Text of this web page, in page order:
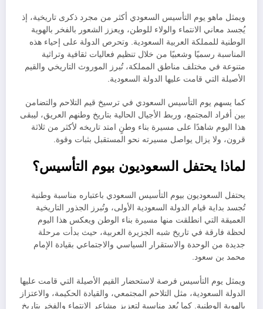
ويمثل ماهو يوم التأسيس السعودي أكثر من مجرد ذكرى تاريخية، إذ
يُجسد معاني الانتماء والولاء للوطن، ويعزز الشعور بالفخر بالهوية
الوطنية للمملكة العربية السعودية. وتحرص الدولة على إحياء هذه
المناسبة رسميًا وشعبيًا من خلال تنظيم فعاليات ثقافية وتراثية
متنوعة في مختلف مناطق المملكة، تُبرز الموروث التاريخي والقيم
الأصيلة التي قامت عليها الدولة السعودية.
كما يسهم يوم التأسيس السعودي في ترسيخ قيم التلاحم والتضامن
بين أفراد المجتمع، وربط الأجيال الحالية بتاريخ وطنهم العريق، ليبقى
هذا اليوم شاهدًا على مسيرة بناء وطنٍ امتد تاريخه لأكثر من ثلاثة
قرون، ولا يزال يواصل مسيرته نحو المستقبل بثبات وقوة.
لماذا يحتفل السعوديون بيوم التأسيس؟
يحتفل السعوديون بيوم التأسيس السعودي باعتباره مناسبة وطنية
تُجسد بداية قيام الدولة السعودية الأولى، وتُبرز الجذور التاريخية
العميقة التي انطلقت منها مسيرة بناء الوطن ويعكس هذا اليوم
لحظة فارقة في تاريخ شبه الجزيرة العربية، حيث بدأت مرحلة
جديدة من الوحدة والاستقرار السياسي والاجتماعي بقيادة الإمام
محمد بن سعود.
ويمثل يوم التأسيس فرصة لاستحضار القيم الأصيلة التي قامت عليها
الدولة السعودية، مثل التلاحم المجتمعي، والقيادة الحكيمة، والاعتزاز
بالهوية الوطنية. كما يُعد مناسبة لتعزيز مشاعر الانتماء والفخر بتاريخ